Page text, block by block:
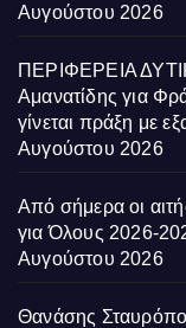
Αυγούστου 2026
ΠΕΡΙΦΕΡΕΙΑ
Αμανατίδης για
γίνεται πράξη με
Αυγούστου 2026
Από σήμερα οι
για Όλους 2026-
Αυγούστου 2026
Θανάσης